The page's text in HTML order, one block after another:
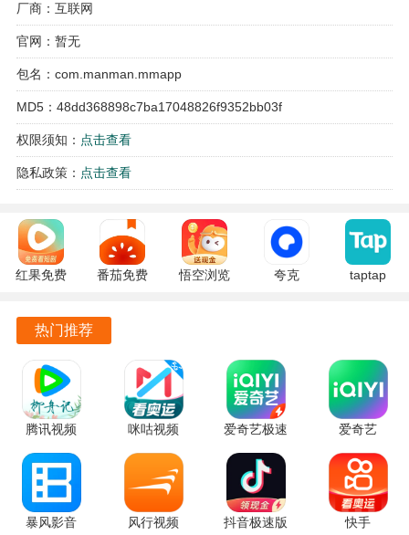
无论是最新的热播剧还是经典老片，用户都可以随时点播。
软件还提供了个性化推荐功能，帮助用户发现更多感兴趣的
内容。
哐哐追剧软件优势
软件会跟进最新上映的影片和剧集，确保用户不会错过任何
精彩内容。
大家提供了丰富的影视剧内容，包括最新的电视剧、电影、
综艺节目等
剧集追踪与提醒功能也让用户更省心。
用户就能轻松掌握剧集进度。
厂商：互联网
官网：暂无
包名：com.manman.mmapp
MD5：48dd368898c7ba17048826f9352bb03f
权限须知： 点击查看
隐私政策： 点击查看
红果免费
7.2.9.32
官方版
番茄免费
7.2.9.32
悟空浏览
夸克
taptap
热门推荐
腾讯视频
9.04.16.32055
最新版
咪咕视频
6.6.20 手机
爱奇艺极速
版 6.7.5 手
机版
爱奇艺
17.7.5 最新
版
暴风影音
风行视频
抖音极速版
快手